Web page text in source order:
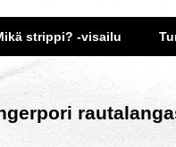
strippi? -visailu